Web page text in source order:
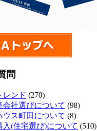
問
レンド (270)
会社選びについて (98)
ウス町田について (8)
入(住宅選び)について (510)